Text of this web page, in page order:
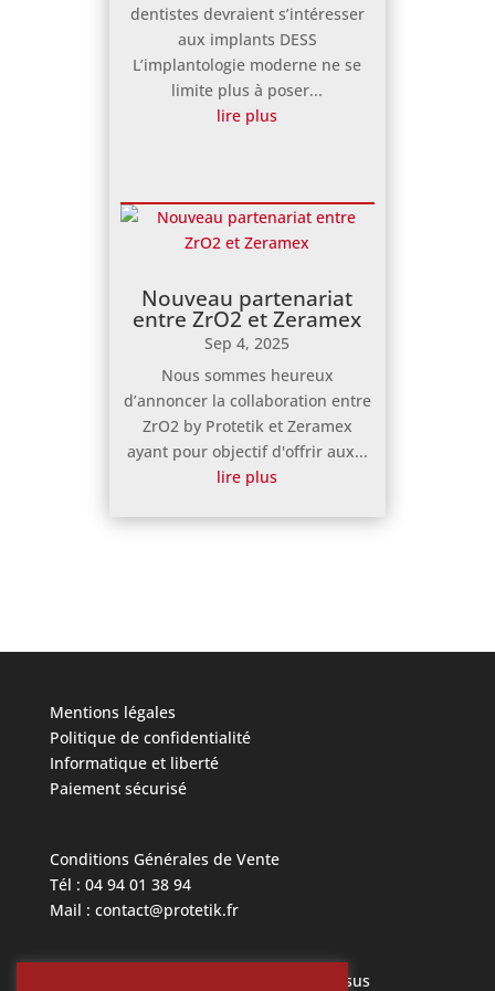
dentistes devraient s’intéresser
aux implants DESS
L’implantologie moderne ne se
limite plus à poser...
lire plus
Nouveau partenariat
entre ZrO2 et Zeramex
Sep 4, 2025
Nous sommes heureux
d’annoncer la collaboration entre
ZrO2 by Protetik et Zeramex
ayant pour objectif d'offrir aux...
lire plus
Mentions légales
Politique de confidentialité
Informatique et liberté
Paiement sécurisé
Conditions Générales de Vente
Tél : 04 94 01 38 94
Mail : contact@protetik.fr
Toutes les marques mentionnées ci dessus